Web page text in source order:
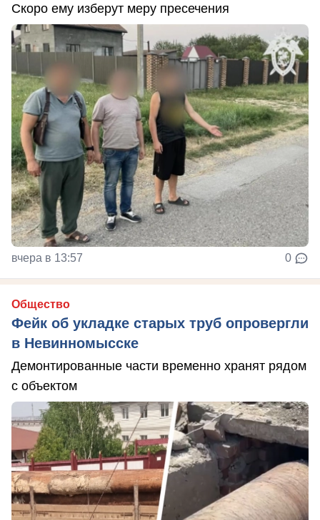
Скоро ему изберут меру пресечения
вчера в 13:57 0
Общество
Фейк об укладке старых труб опровергли
в Невинномысске
Демонтированные части временно хранят рядом
с объектом